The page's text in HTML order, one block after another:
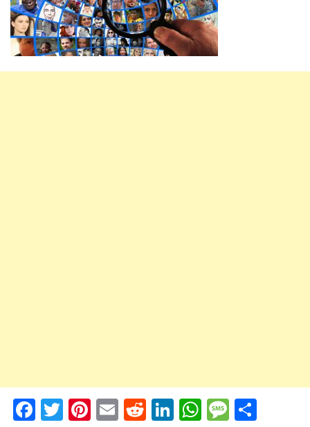
Facebook
Twitter
Pinterest
EmailRedditLinkedIn
WhatsApp